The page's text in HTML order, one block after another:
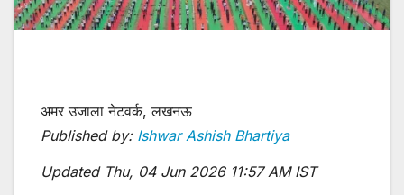
अमर उजाला नेटवर्क, लखनऊ
Published by: Ishwar Ashish Bhartiya
Updated Thu, 04 Jun 2026 11:57 AM IST